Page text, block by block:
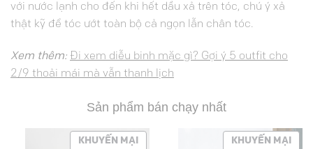
với nước lạnh cho đến khi hết dầu xả trên tóc, chú ý xả
thật kỹ để tóc ướt toàn bộ cả ngọn lẫn chân tóc.
Xem thêm: Đi xem diễu binh mặc gì? Gợi ý 5 outfit cho
2/9 thoải mái mà vẫn thanh lịch
Sản phẩm bán chạy nhất
KHUYẾN MẠI KHUYẾN MẠI